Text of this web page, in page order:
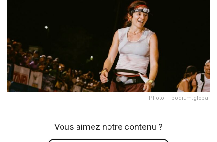
Photo — podium.global
Vous aimez notre contenu ?